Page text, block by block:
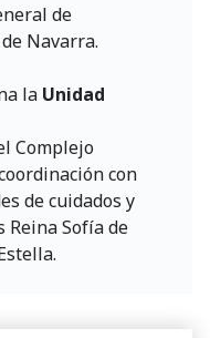
de
Navarra.
la Unidad
Complejo
con
de cuidados y
Reina Sofía de